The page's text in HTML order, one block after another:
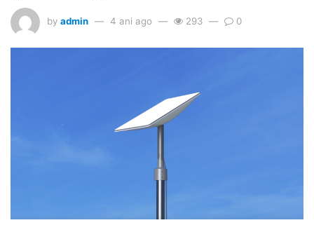
by admin 4 ani ago 293 0